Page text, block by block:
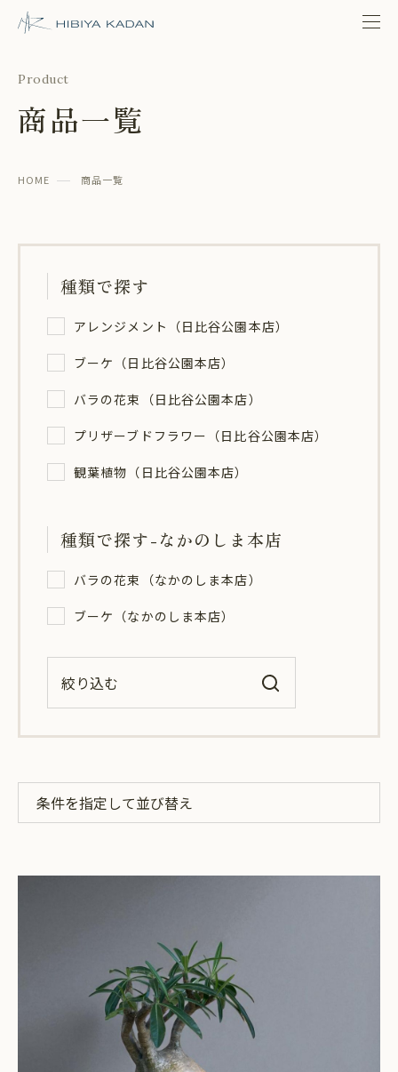
日比谷花壇 日比谷公園本店
Product
商品一覧
HOME 商品一覧
種類で探す
アレンジメント（日比谷公園本店）
ブーケ（日比谷公園本店）
バラの花束（日比谷公園本店）
プリザーブドフラワー（日比谷公園本店）
観葉植物（日比谷公園本店）
種類で探す-なかのしま本店
バラの花束（なかのしま本店）
ブーケ（なかのしま本店）
絞り込む